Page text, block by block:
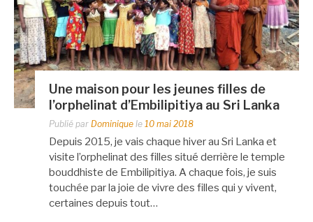
Une maison pour les jeunes filles de
l’orphelinat d’Embilipitiya au Sri Lanka
Publié par Dominique le 10 mai 2018
Depuis 2015, je vais chaque hiver au Sri Lanka et
visite l’orphelinat des filles situé derrière le temple
bouddhiste de Embilipitiya. A chaque fois, je suis
touchée par la joie de vivre des filles qui y vivent,
certaines depuis tout…